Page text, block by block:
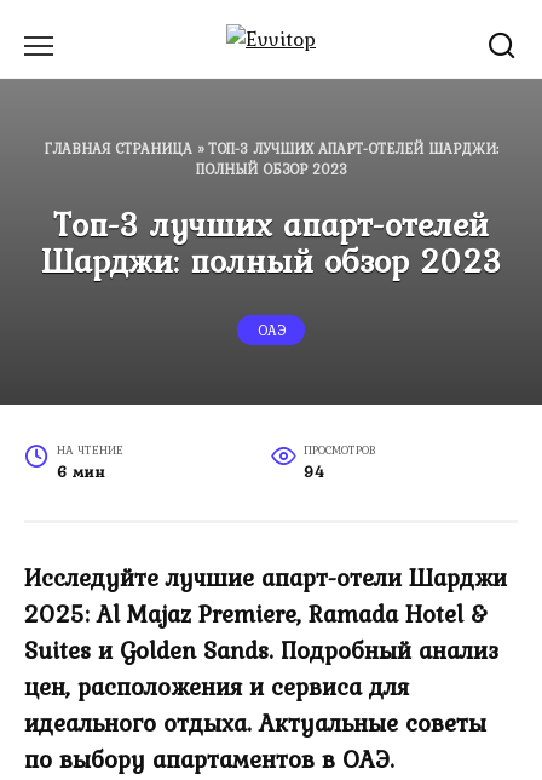
содержанию
ГЛАВНАЯ СТРАНИЦА»ТОП-3 ЛУЧШИХ АПАРТ-ОТЕЛЕЙ ШАРДЖИ:
ПОЛНЫЙ ОБЗОР 2023
Топ-3 лучших апарт-отелей
Шарджи: полный обзор 2023
ОАЭ
НА ЧТЕНИЕ
6 мин
ПРОСМОТРОВ
94
Исследуйте лучшие апарт-отели Шарджи
2025: Al Majaz Premiere, Ramada Hotel &
Suites и Golden Sands. Подробный анализ
цен, расположения и сервиса для
идеального отдыха. Актуальные советы
по выбору апартаментов в ОАЭ.